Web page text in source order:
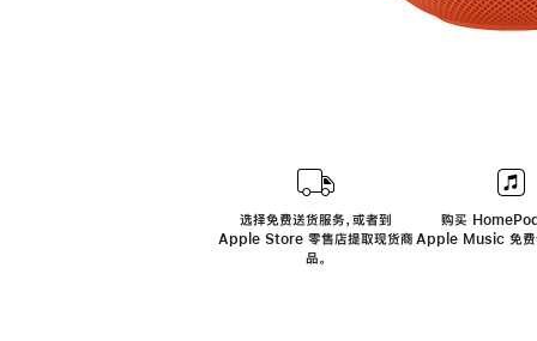
选择免费送货服务，或者到
Apple Store 零售店提取现货商
品。
购买
Apple Music 免费